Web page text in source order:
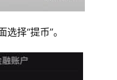
择“提币”。